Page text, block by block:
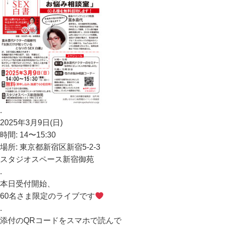
.
2025年3月9日(日)
時間: 14〜15:30
場所: 東京都新宿区新宿5-2-3
スタジオスペース新宿御苑
.
本日受付開始、
60名さま限定のライブです
.
添付のQRコードをスマホで読んで